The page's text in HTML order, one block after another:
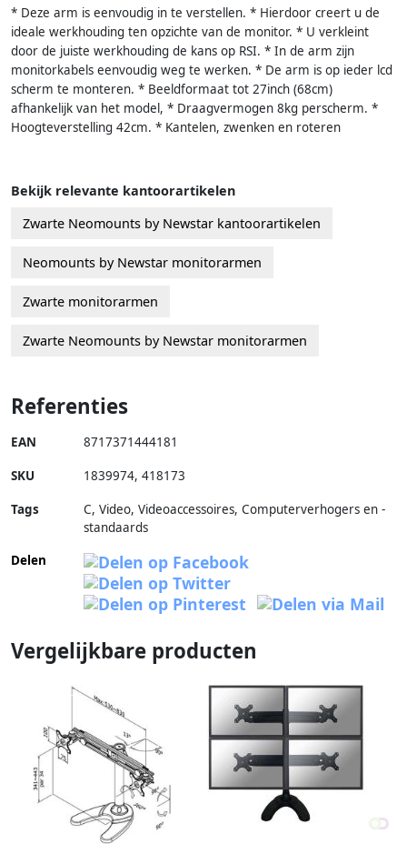
* Deze arm is eenvoudig in te verstellen. * Hierdoor creert u de
ideale werkhouding ten opzichte van de monitor. * U verkleint
door de juiste werkhouding de kans op RSI. * In de arm zijn
monitorkabels eenvoudig weg te werken. * De arm is op ieder lcd
scherm te monteren. * Beeldformaat tot 27inch (68cm)
afhankelijk van het model, * Draagvermogen 8kg perscherm. *
Hoogteverstelling 42cm. * Kantelen, zwenken en roteren
Bekijk relevante kantoorartikelen
Zwarte Neomounts by Newstar kantoorartikelen
Neomounts by Newstar monitorarmen
Zwarte monitorarmen
Zwarte Neomounts by Newstar monitorarmen
Referenties
EAN 8717371444181
SKU 1839974, 418173
Tags
C, Video, Videoaccessoires, Computerverhogers en -
standaards
Delen
Vergelijkbare producten